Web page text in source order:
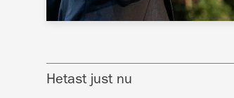
Hetast just nu